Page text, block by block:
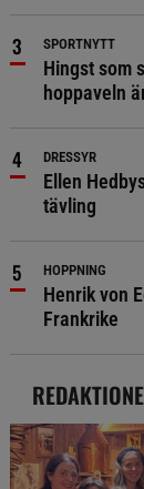
SPORTNYTT
Hingst som
hoppaveln
DRESSYR
Ellen
tävling
HOPPNING
Henrik von
Frankrike